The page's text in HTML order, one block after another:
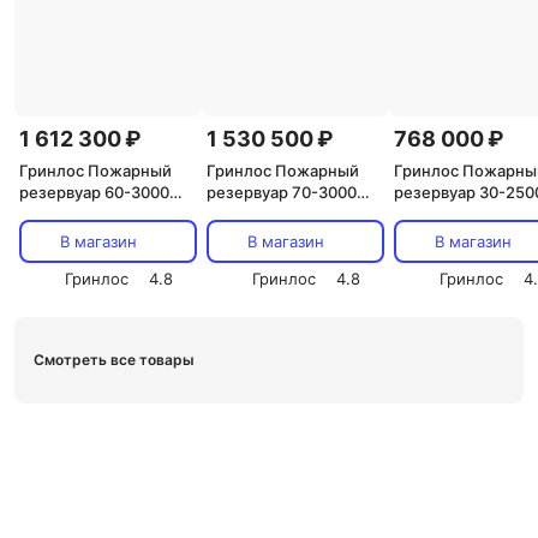
1 612 300 ₽
Гринлос Пожарный
резервуар 60-3000
В магазин
Гринлос
4.8
1 530 500 ₽
Гринлос Пожарный
резервуар 70-3000
В магазин
Гринлос
4.8
768 000 ₽
Гринлос
резервуар 30-
В магазин
Гринлос
Смотреть все товары